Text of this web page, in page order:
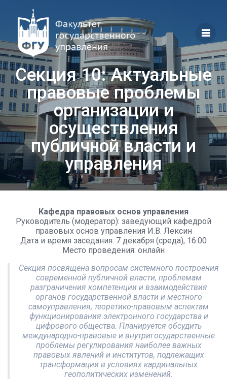
контенту
Секция 10: Актуальные
правовые проблемы
организации и
осуществления
публичной власти и
управления
Кафедра правовых основ управления
Руководитель (модератор): заведующий кафедрой
правовых основ управления И.В. Лексин
Дата и время заседания: 7 декабря (среда), 16:00
Место проведения: онлайн
Секция посвящена вопросам системного построения
современной публичной власти, проблемам
разграничения компетенции и взаимодействия
органов государственной власти и местного
самоуправления, теоретико-правовым аспектам
функционирования электронного государства и
цифрового общества. Планируется обсудить
международно-правовые и внутригосударственные
проблемы регулирования наиболее важных
правовых явлений и институтов, подлежащих
трансформации в условиях кардинальных
геополитических изменений.